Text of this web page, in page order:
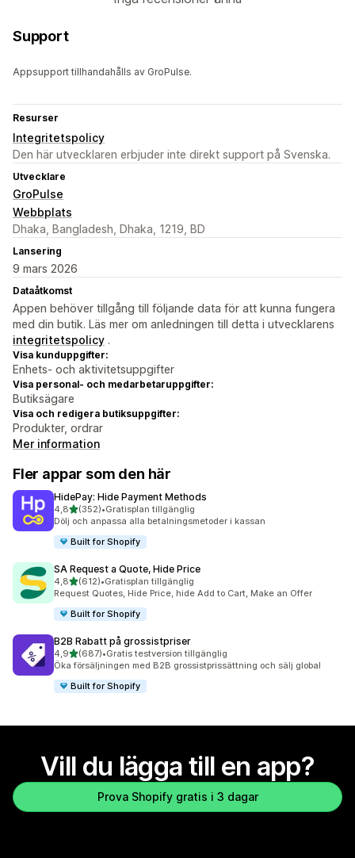
Support
Appsupport tillhandahålls av GroPulse.
Resurser
Integritetspolicy
Den här utvecklaren erbjuder inte direkt support på Svenska.
Utvecklare
GroPulse
Webbplats
Dhaka, Bangladesh, Dhaka, 1219, BD
Lansering
9 mars 2026
Dataåtkomst
Appen behöver tillgång till följande data för att kunna fungera
med din butik. Läs mer om anledningen till detta i utvecklarens
integritetspolicy .
Visa kunduppgifter:
Enhets- och aktivitetsuppgifter
Visa personal- och medarbetaruppgifter:
Butiksägare
Visa och redigera butiksuppgifter:
Produkter, ordrar
Mer information
Fler appar som den här
HidePay: Hide Payment Methods
4,8av 5 stjärnor
(352)
352 recensioner totalt
•Gratisplan tillgänglig
Dölj och anpassa alla betalningsmetoder i kassan
Built for Shopify
SA Request a Quote, Hide Price
4,8av 5 stjärnor
(612)
612 recensioner totalt
•Gratisplan tillgänglig
Request Quotes, Hide Price, hide Add to Cart, Make an Offer
Built for Shopify
B2B Rabatt på grossistpriser
4,9av 5 stjärnor
(687)
687 recensioner totalt
•Gratis testversion tillgänglig
Öka försäljningen med B2B grossistprissättning och sälj global
Built for Shopify
Vill du lägga till en app?
Prova Shopify gratis i 3 dagar